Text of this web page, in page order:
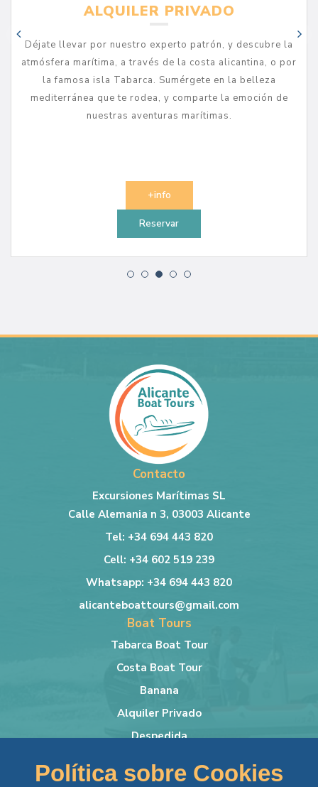
Política sobre Cookies
ALQUILER PRIVADO
Déjate llevar por nuestro experto patrón, y descubre la
atmósfera marítima, a través de la costa alicantina, o por
la famosa isla Tabarca. Sumérgete en la belleza
mediterránea que te rodea, y comparte la emoción de
nuestras aventuras marítimas.
+info
Reservar
Contacto
Excursiones Marítimas SL
Calle Alemania n 3, 03003 Alicante
Tel: +34 694 443 820
Cell: +34 602 519 239
Whatsapp: +34 694 443 820
alicanteboattours@gmail.com
Boat Tours
Tabarca Boat Tour
Costa Boat Tour
Banana
Alquiler Privado
Despedida
Lancha